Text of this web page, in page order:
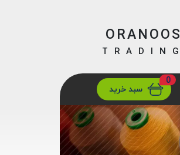
ارسالتهران/ تهران
ORANOOS
TRADING
0
سبد خرید